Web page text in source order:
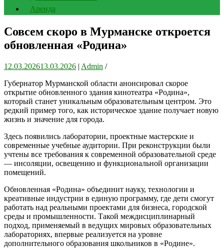
Аренда
Cовсем скоро в Мурманске откроется
обновленная «Родина»
12.03.202613.03.2026 | Admin /
Губернатор Мурманской области анонсировал скорое
открытие обновленного здания кинотеатра «Родина»,
который станет уникальным образовательным центром. Это
редкий пример того, как историческое здание получает новую
жизнь и значение для города.
Здесь появились лаборатории, проектные мастерские и
современные учебные аудитории. При реконструкции были
учтены все требования к современной образовательной среде
— инсоляции, освещению и функциональной организации
помещений.
Обновленная «Родина» объединит науку, технологии и
креативные индустрии в единую программу, где дети смогут
работать над реальными проектами для бизнеса, городской
среды и промышленности. Такой междисциплинарный
подход, применяемый в ведущих мировых образовательных
лабораториях, впервые реализуется на уровне
дополнительного образования школьников в «Родине».